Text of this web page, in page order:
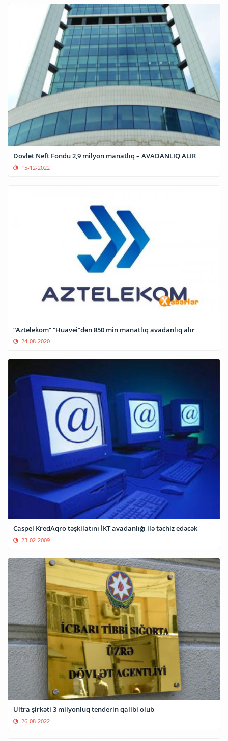
Dövlət Neft Fondu 2,9 milyon manatlıq – AVADANLIQ ALIR
15-12-2022
“Aztelekom” “Huavei”dən 850 min manatlıq avadanlıq alır
24-08-2020
Caspel KredAqro təşkilatını İKT avadanlığı ilə təchiz edəcək
23-02-2009
Ultra şirkəti 3 milyonluq tenderin qalibi olub
26-08-2022